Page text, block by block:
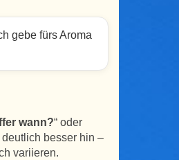
gebe fürs Aroma
wann?“ oder
besser hin –
variieren.